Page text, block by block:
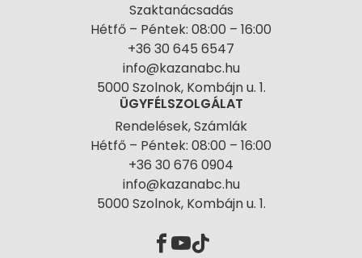
Szaktanácsadás
Hétfő – Péntek: 08:00 – 16:00
+36 30 645 6547
info@kazanabc.hu
5000 Szolnok, Kombájn u. 1.
ÜGYFÉLSZOLGÁLAT
Rendelések, Számlák
Hétfő – Péntek: 08:00 – 16:00
+36 30 676 0904
info@kazanabc.hu
5000 Szolnok, Kombájn u. 1.